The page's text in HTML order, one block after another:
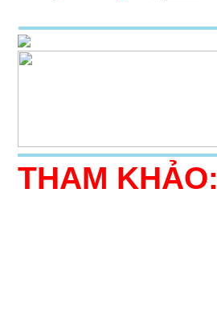
THAM KHẢO: